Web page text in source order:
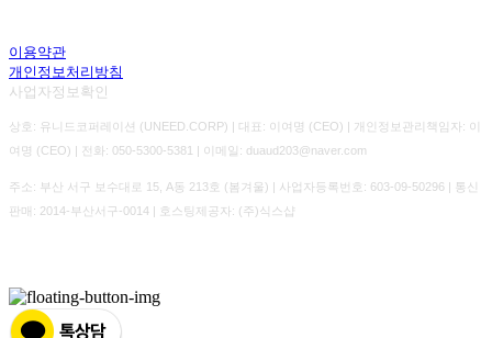
이용약관
개인정보처리방침
사업자정보확인
상호: 유니드코퍼레이션 (UNEED.CORP) | 대표: 이여명 (CEO) | 개인정보관리책임자: 이
여명 (CEO) | 전화: 050-5300-5381 | 이메일: duaud203@naver.com
주소: 부산 서구 보수대로 15, A동 213호 (봄겨울) | 사업자등록번호: 603-09-50296 | 통신
판매: 2014-부산서구-0014 | 호스팅제공자: (주)식스샵